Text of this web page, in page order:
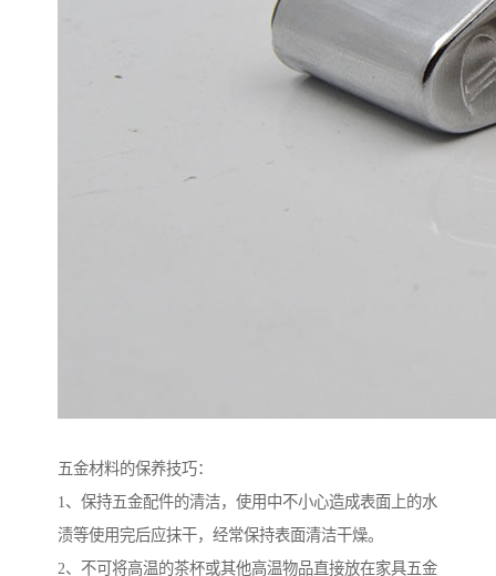
五金材料的保养技巧：
1、保持五金配件的清洁，使用中不小心造成表面上的水
渍等使用完后应抹干，经常保持表面清洁干燥。
2、不可将高温的茶杯或其他高温物品直接放在家具五金